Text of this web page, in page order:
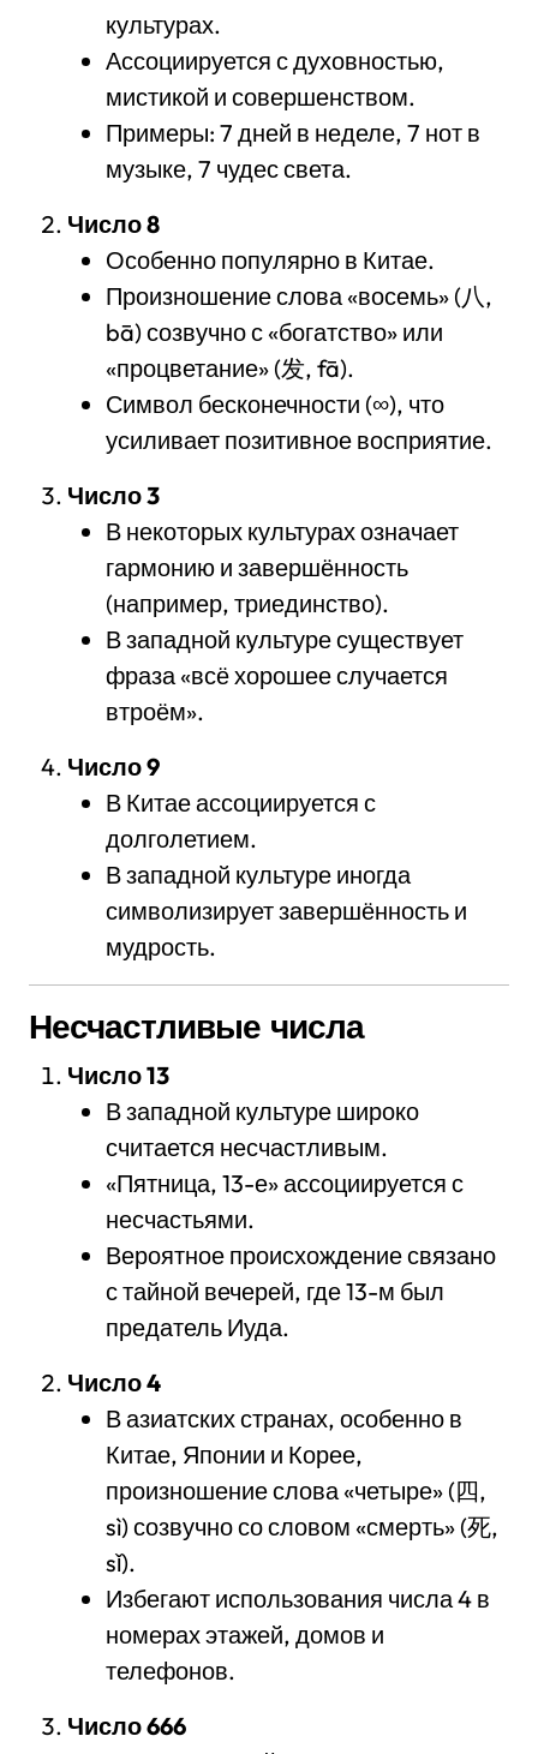
культурах.
Ассоциируется с духовностью,
мистикой и совершенством.
Примеры: 7 дней в неделе, 7 нот в
музыке, 7 чудес света.
Число 8
Особенно популярно в Китае.
Произношение слова «восемь» (八,
bā) созвучно с «богатство» или
«процветание» (发, fā).
Символ бесконечности (∞), что
усиливает позитивное восприятие.
Число 3
В некоторых культурах означает
гармонию и завершённость
(например, триединство).
В западной культуре существует
фраза «всё хорошее случается
втроём».
Число 9
В Китае ассоциируется с
долголетием.
В западной культуре иногда
символизирует завершённость и
мудрость.
Несчастливые числа
Число 13
В западной культуре широко
считается несчастливым.
«Пятница, 13-е» ассоциируется с
несчастьями.
Вероятное происхождение связано
с тайной вечерей, где 13-м был
предатель Иуда.
Число 4
В азиатских странах, особенно в
Китае, Японии и Корее,
произношение слова «четыре» (四,
sì) созвучно со словом «смерть» (死,
sǐ).
Избегают использования числа 4 в
номерах этажей, домов и
телефонов.
Число 666